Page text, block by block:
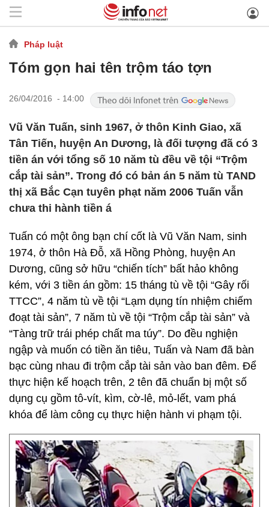
Pháp luật
Tóm gọn hai tên trộm táo tợn
26/04/2016 - 14:00
Vũ Văn Tuấn, sinh 1967, ở thôn Kinh Giao, xã
Tân Tiến, huyện An Dương, là đối tượng đã có 3
tiền án với tổng số 10 năm tù đều về tội “Trộm
cắp tài sản”. Trong đó có bản án 5 năm tù TAND
thị xã Bắc Cạn tuyên phạt năm 2006 Tuấn vẫn
chưa thi hành tiền á
Tuấn có một ông bạn chí cốt là Vũ Văn Nam, sinh
1974, ở thôn Hà Đỗ, xã Hồng Phòng, huyện An
Dương, cũng sở hữu “chiến tích” bất hảo không
kém, với 3 tiền án gồm: 15 tháng tù về tội “Gây rối
TTCC”, 4 năm tù về tội “Lạm dụng tín nhiệm chiếm
đoạt tài sản”, 7 năm tù về tội “Trộm cắp tài sản” và
“Tàng trữ trái phép chất ma túy”. Do đều nghiện
ngập và muốn có tiền ăn tiêu, Tuấn và Nam đã bàn
bạc cùng nhau đi trộm cắp tài sản vào ban đêm. Để
thực hiện kế hoạch trên, 2 tên đã chuẩn bị một số
dụng cụ gồm tô-vít, kìm, cờ-lê, mỏ-lết, vam phá
khóa để làm công cụ thực hiện hành vi phạm tội.